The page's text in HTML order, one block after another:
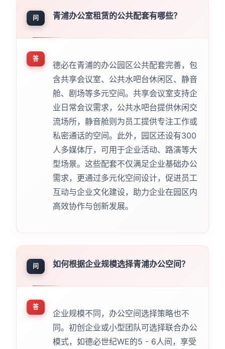
问 青浦办公室租赁的公共配套有哪些？
答
德必在青浦的办公园区公共配套完善，包
含共享会议室、公共水吧台休闲区、静音
舱、剧场等多元空间。共享会议室支持企
业日常会议需求，公共水吧台提供休闲交
流场所，静音舱则为员工提供专注工作或
私密通话的空间。此外，园区还设有300
人多媒体厅，可用于企业活动、路演等大
型场景。这些配套不仅满足企业基础办公
需求，更通过多元化空间设计，促进员工
互动与企业文化建设，助力企业在园区内
高效协作与创新发展。
问 如何根据企业规模选择青浦办公空间？
答
企业规模不同，办公空间选择策略也不
同。初创企业或小型团队可选择联合办公
模式，如德必世纪WE的5 - 6人间，享受